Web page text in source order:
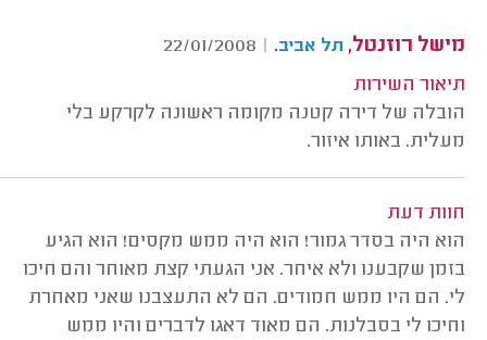
מישל רוזנטל, תל אביב.
|
22/01/2008
תיאור השירות
הובלה של דירה קטנה מקומה ראשונה לקרקע בלי
מעלית. באותו איזור.
חוות דעת
הוא היה בסדר גמור! הוא היה ממש מקסים! הוא הגיע
בזמן שקבענו ולא איחר. אני הגעתי קצת מאוחר והם חיכו
לי. הם היו ממש חמודים. הם לא התעצבנו שאני מאחרת
וחיכו לי בסבלנות. הם מאוד דאגו לדברים והיו ממש